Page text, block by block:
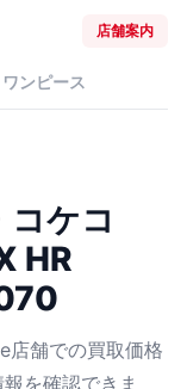
店舗案内
ワンピース
コケコ
HR
店舗での買取価格
を確認できま